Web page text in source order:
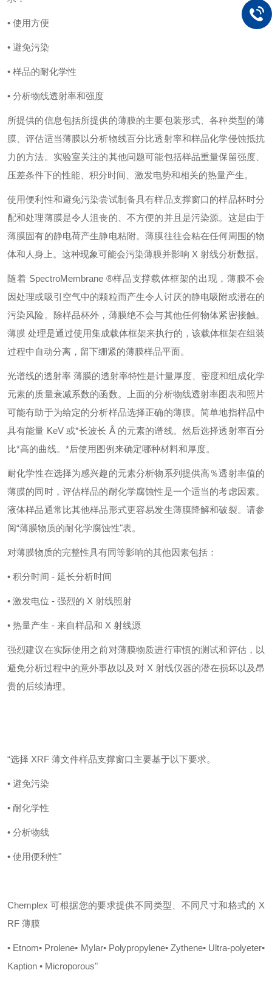
• 使用方便
• 避免污染
• 样品的耐化学性
• 分析物线透射率和强度
所提供的信息包括所提供的薄膜的主要包装形式、各种类型的薄
膜、评估适当薄膜以分析物线百分比透射率和样品化学侵蚀抵抗
力的方法。实验室关注的其他问题可能包括样品重量保留强度、
压差条件下的性能、积分时间、激发电势和相关的热量产生。
使用便利性和避免污染尝试制备具有样品支撑窗口的样品杯时分
配和处理薄膜是令人沮丧的、不方便的并且是污染源。这是由于
薄膜固有的静电荷产生静电粘附。薄膜往往会粘在任何周围的物
体和人身上。这种现象可能会污染薄膜并影响 X 射线分析数据。
随着 SpectroMembrane ®样品支撑载体框架的出现，薄膜不会
因处理或吸引空气中的颗粒而产生令人讨厌的静电吸附或潜在的
污染风险。除样品杯外，薄膜绝不会与其他任何物体紧密接触。
薄膜 处理是通过使用集成载体框架来执行的，该载体框架在组装
过程中自动分离，留下绷紧的薄膜样品平面。
光谱线的透射率 薄膜的透射率特性是计量厚度、密度和组成化学
元素的质量衰减系数的函数。上面的分析物线透射率图表和照片
可能有助于为给定的分析样品选择正确的薄膜。简单地指样品中
具有能量 KeV 或*长波长 Å 的元素的谱线。然后选择透射率百分
比*高的曲线。*后使用图例来确定哪种材料和厚度。
耐化学性在选择为感兴趣的元素分析物系列提供高％透射率值的
薄膜的同时，评估样品的耐化学腐蚀性是一个适当的考虑因素。
液体样品通常比其他样品形式更容易发生薄膜降解和破裂。请参
阅“薄膜物质的耐化学腐蚀性"表。
对薄膜物质的完整性具有同等影响的其他因素包括：
• 积分时间 - 延长分析时间
• 激发电位 - 强烈的 X 射线照射
• 热量产生 - 来自样品和 X 射线源
强烈建议在实际使用之前对薄膜物质进行审慎的测试和评估，以
避免分析过程中的意外事故以及对 X 射线仪器的潜在损坏以及昂
贵的后续清理。
“选择 XRF 薄文件样品支撑窗口主要基于以下要求。
• 避免污染
• 耐化学性
• 分析物线
• 使用便利性"
Chemplex 可根据您的要求提供不同类型、不同尺寸和格式的 X
RF 薄膜
• Etnom• Prolene• Mylar• Polypropylene• Zythene• Ultra-polyeter•
Kaption • Microporous"